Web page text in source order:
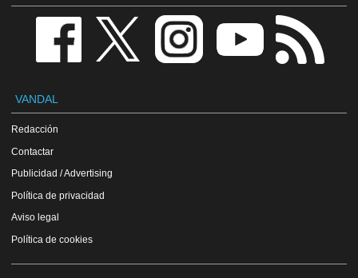
VANDAL
Redacción
Contactar
Publicidad / Advertising
Política de privacidad
Aviso legal
Política de cookies